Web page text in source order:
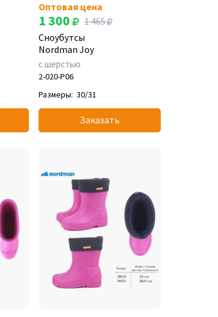
Оптовая цена
1 300
1 465
Сноубутсы
Nordman Joy
с шерстью
2-020-P06
Размеры: 30/31
Заказать